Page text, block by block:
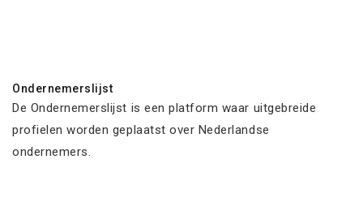
Ondernemerslijst
De Ondernemerslijst is een platform waar uitgebreide
profielen worden geplaatst over Nederlandse
ondernemers.